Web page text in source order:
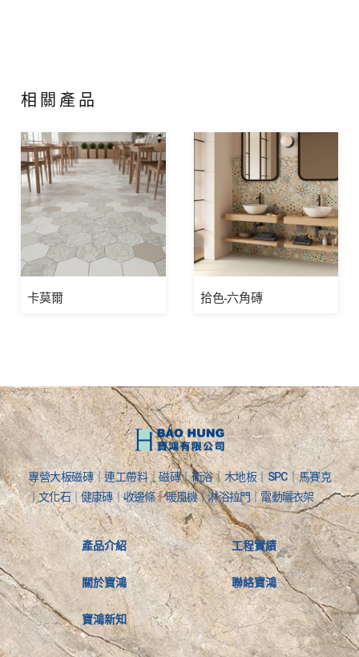
相關產品
卡莫爾 拾色-六角磚
專營大板磁磚｜連工帶料｜磁磚｜衛浴｜木地板｜SPC｜馬賽克
｜文化石｜健康磚｜收邊條｜暖風機｜淋浴拉門｜電動曬衣架
產品介紹
關於寶鴻
寶鴻新知
工程實績
聯絡寶鴻